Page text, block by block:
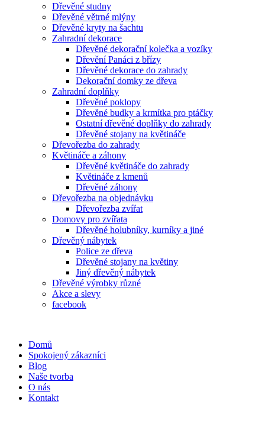
Dřevěné studny
Dřevěné větrné mlýny
Dřevěné kryty na šachtu
Zahradní dekorace
Dřevěné dekorační kolečka a vozíky
Dřevění Panáci z břízy
Dřevěné dekorace do zahrady
Dekorační domky ze dřeva
Zahradní doplňky
Dřevěné poklopy
Dřevěné budky a krmítka pro ptáčky
Ostatní dřevěné doplňky do zahrady
Dřevěné stojany na květináče
Dřevořezba do zahrady
Květináče a záhony
Dřevěné květináče do zahrady
Květináče z kmenů
Dřevěné záhony
Dřevořezba na objednávku
Dřevořezba zvířat
Domovy pro zvířata
Dřevěné holubníky, kurníky a jiné
Dřevěný nábytek
Police ze dřeva
Dřevěné stojany na květiny
Jiný dřevěný nábytek
Dřevěné výrobky různé
Akce a slevy
facebook
Domů
Spokojený zákazníci
Blog
Naše tvorba
O nás
Kontakt